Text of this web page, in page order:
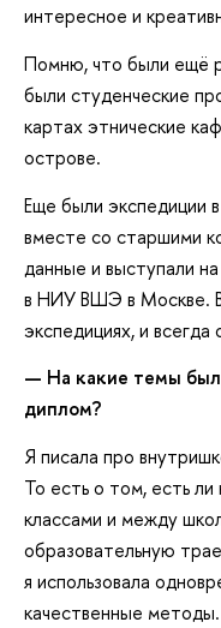
интересное и
Помню, что были ещё
были студенческие
картах этнические
острове.
Еще были экспедиции
вместе со старшими
данные и выступали
в НИУ ВШЭ в Москве.
экспедициях, и
— На какие темы
диплом?
Я писала про
То есть о том, есть
классами и между
образовательную
я использовала
качественные